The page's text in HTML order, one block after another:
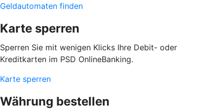
Geldautomaten finden
Karte sperren
Sperren Sie mit wenigen Klicks Ihre Debit- oder
Kreditkarten im PSD OnlineBanking.
Karte sperren
Währung bestellen